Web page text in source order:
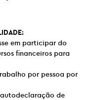
em participar do
financeiros para
por pessoa por
de